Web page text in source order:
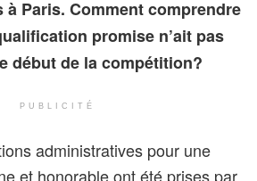
Paris. Comment comprendre
promise n’ait pas
début de la compétition?
PUBLICITÉ
administratives pour une
et honorable ont été prises par